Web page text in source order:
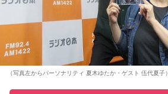
（写真左からパーソナリティ 夏木ゆたか・ゲスト 伍代夏子）